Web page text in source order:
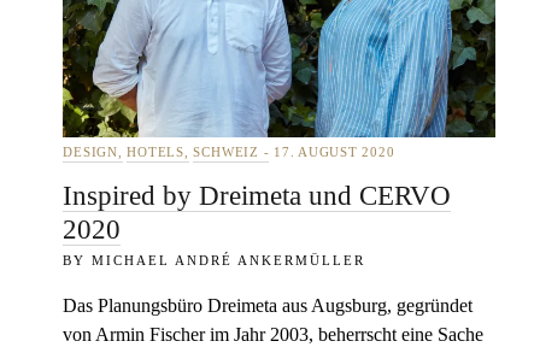
DESIGN HOTELS SCHWEIZ 17. AUGUST 2020
Inspired by Dreimeta und CERVO
2020
MICHAEL ANDRÉ ANKERMÜLLER
Das Planungsbüro Dreimeta aus Augsburg, gegründet
von Armin Fischer im Jahr 2003, beherrscht eine Sache